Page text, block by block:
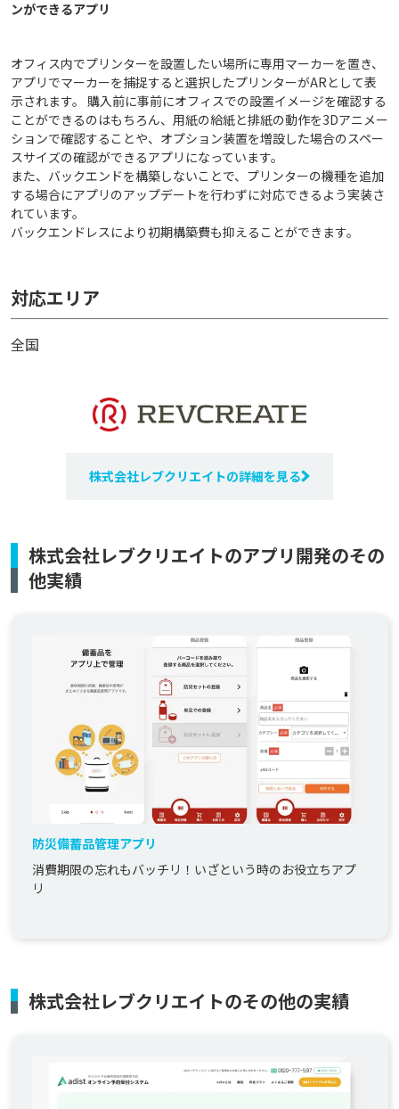
オフィス内でプリンターを設置したい場所に専用マーカーを置き、
アプリでマーカーを捕捉すると選択したプリンターがARとして表
示されます。 購入前に事前にオフィスでの設置イメージを確認する
ことができるのはもちろん、用紙の給紙と排紙の動作を3Dアニメー
ションで確認することや、オプション装置を増設した場合のスペー
スサイズの確認ができるアプリになっています。
また、バックエンドを構築しないことで、プリンターの機種を追加
する場合にアプリのアップデートを行わずに対応できるよう実装さ
れています。
バックエンドレスにより初期構築費も抑えることができます。
対応エリア
全国
株式会社レブクリエイトの詳細を見る
株式会社レブクリエイトのアプリ開発のその
他実績
防災備蓄品管理アプリ
消費期限の忘れもバッチリ！いざという時のお役立ちアプ
リ
株式会社レブクリエイトのその他の実績